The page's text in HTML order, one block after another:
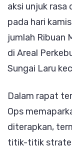
aksi unjuk rasa
pada hari
jumlah Ribuan
di Areal
Sungai Laru
Dalam rapat
Ops
diterapkan,
titik-titik